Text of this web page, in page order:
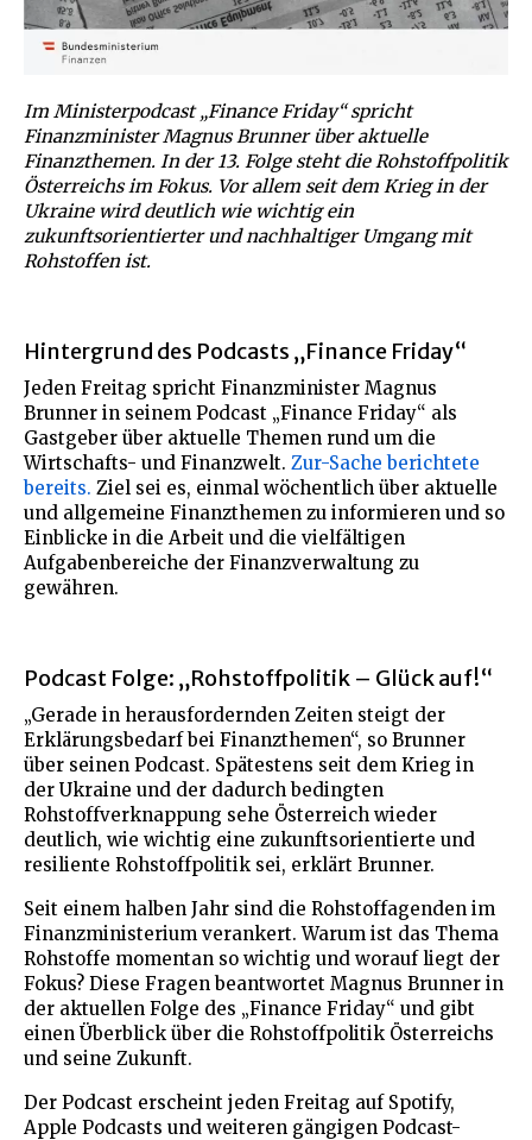
Im Ministerpodcast „Finance Friday“ spricht
Finanzminister Magnus Brunner über aktuelle
Finanzthemen. In der 13. Folge steht die Rohstoffpolitik
Österreichs im Fokus. Vor allem seit dem Krieg in der
Ukraine wird deutlich wie wichtig ein
zukunftsorientierter und nachhaltiger Umgang mit
Rohstoffen ist.
Hintergrund des Podcasts „Finance Friday“
Jeden Freitag spricht Finanzminister Magnus
Brunner in seinem Podcast „Finance Friday“ als
Gastgeber über aktuelle Themen rund um die
Wirtschafts- und Finanzwelt. Zur-Sache berichtete
bereits. Ziel sei es, einmal wöchentlich über aktuelle
und allgemeine Finanzthemen zu informieren und so
Einblicke in die Arbeit und die vielfältigen
Aufgabenbereiche der Finanzverwaltung zu
gewähren.
Podcast Folge: „Rohstoffpolitik – Glück auf!“
„Gerade in herausfordernden Zeiten steigt der
Erklärungsbedarf bei Finanzthemen“, so Brunner
über seinen Podcast. Spätestens seit dem Krieg in
der Ukraine und der dadurch bedingten
Rohstoffverknappung sehe Österreich wieder
deutlich, wie wichtig eine zukunftsorientierte und
resiliente Rohstoffpolitik sei, erklärt Brunner.
Seit einem halben Jahr sind die Rohstoffagenden im
Finanzministerium verankert. Warum ist das Thema
Rohstoffe momentan so wichtig und worauf liegt der
Fokus? Diese Fragen beantwortet Magnus Brunner in
der aktuellen Folge des „Finance Friday“ und gibt
einen Überblick über die Rohstoffpolitik Österreichs
und seine Zukunft.
Der Podcast erscheint jeden Freitag auf Spotify,
Apple Podcasts und weiteren gängigen Podcast-